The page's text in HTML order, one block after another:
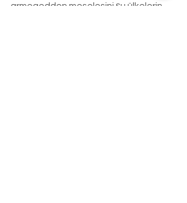
armegeddon meselesini şu ülkelerin